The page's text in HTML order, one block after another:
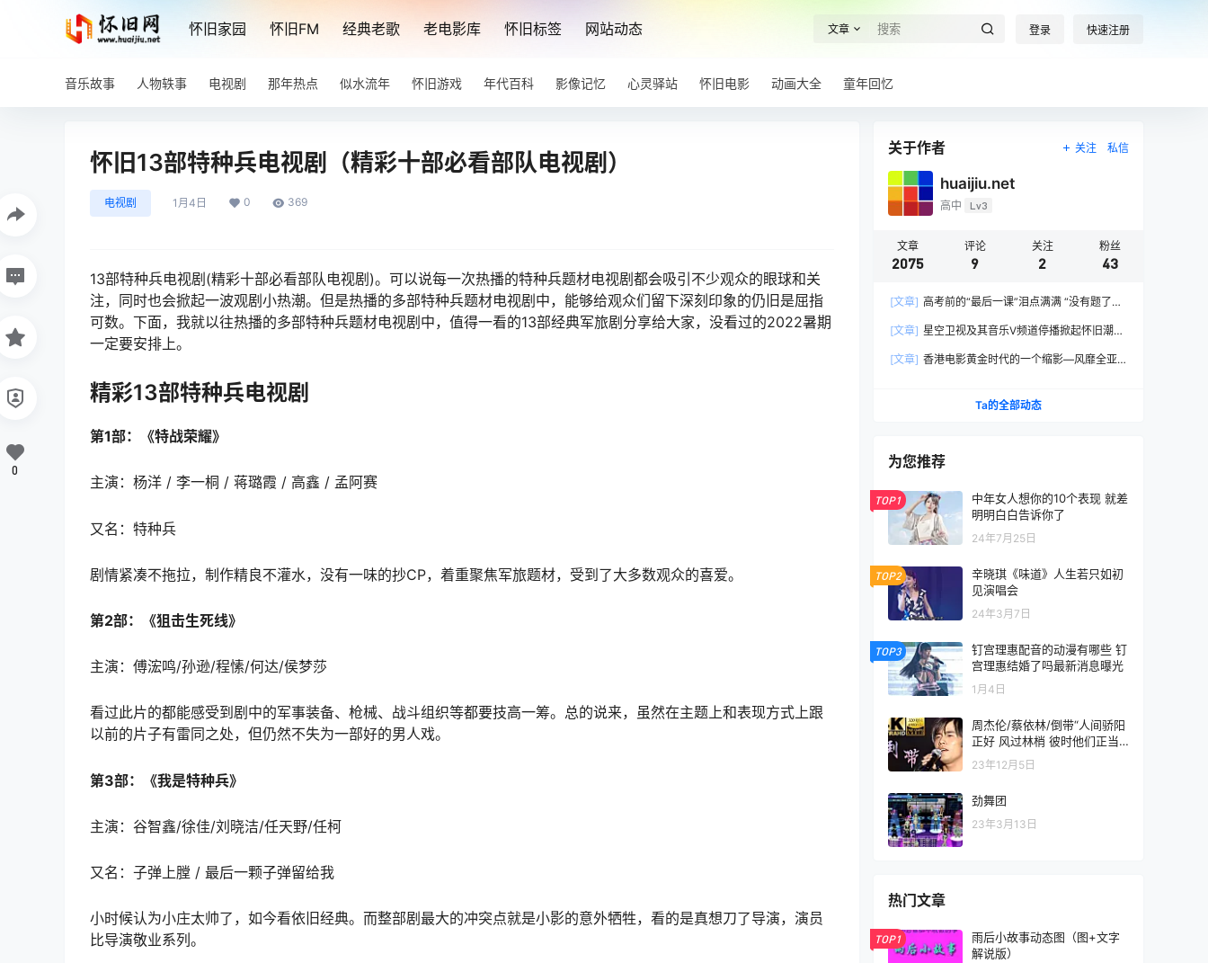
怀旧家园 怀旧FM 经典老歌 老电影库 怀旧标签 网站动态 文章 登录 快速注册
音乐故事 人物轶事 电视剧 那年热点 似水流年 怀旧游戏 年代百科 影像记忆 心灵驿站 怀旧电影 动画大全 童年回忆
怀旧13部特种兵电视剧（精彩十部必看部队电视剧）
电视剧 1月4日 0 369
13部特种兵电视剧(精彩十部必看部队电视剧)。可以说每一次热播的特种兵题材电视剧都会吸引不少观众的眼球和关
注，同时也会掀起一波观剧小热潮。但是热播的多部特种兵题材电视剧中，能够给观众们留下深刻印象的仍旧是屈指
可数。下面，我就以往热播的多部特种兵题材电视剧中，值得一看的13部经典军旅剧分享给大家，没看过的2022暑期
一定要安排上。
精彩13部特种兵电视剧
第1部：《特战荣耀》
主演：杨洋 / 李一桐 / 蒋璐霞 / 高鑫 / 孟阿赛
又名：特种兵
剧情紧凑不拖拉，制作精良不灌水，没有一味的抄CP，着重聚焦军旅题材，受到了大多数观众的喜爱。
第2部：《狙击生死线》
主演：傅浤鸣/孙逊/程愫/何达/侯梦莎
看过此片的都能感受到剧中的军事装备、枪械、战斗组织等都要技高一筹。总的说来，虽然在主题上和表现方式上跟
以前的片子有雷同之处，但仍然不失为一部好的男人戏。
第3部：《我是特种兵》
主演：谷智鑫/徐佳/刘晓洁/任天野/任柯
又名：子弹上膛 / 最后一颗子弹留给我
小时候认为小庄太帅了，如今看依旧经典。而整部剧最大的冲突点就是小影的意外牺牲，看的是真想刀了导演，演员
比导演敬业系列。
0
关于作者 关注 私信
huaijiu.net
高中 Lv3
文章
2075
评论
9
关注
2
粉丝
43
[文章] 高考前的“最后一课”泪点满满 “没有题了，
高考！
[文章] 星空卫视及其音乐V频道停播掀起怀旧潮，
[文章] 香港电影黄金时代的一个缩影—风靡全亚
Ta的全部动态
为您推荐
TOP1
中年女人想你的10个表现 就差
明明白白告诉你了
24年7月25日
TOP2
辛晓琪《味道》人生若只如初
见演唱会
24年3月7日
TOP3
钉宫理惠配音的动漫有哪些 钉
宫理惠结婚了吗最新消息曝光
1月4日
周杰伦/蔡依林/倒带“人间骄阳
正好 风过林梢 彼时他们正当
年少”
23年12月5日
劲舞团
23年3月13日
热门文章
TOP1
雨后小故事动态图（图+文字
解说版）